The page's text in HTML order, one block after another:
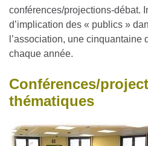
conférences/projections-débat.
d’implication des « publics »
l’association, une
chaque année.
Conférences/
thématiques